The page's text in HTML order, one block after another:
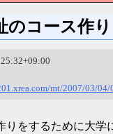
のコース作り
mt/2007/03/04/
りをするために大